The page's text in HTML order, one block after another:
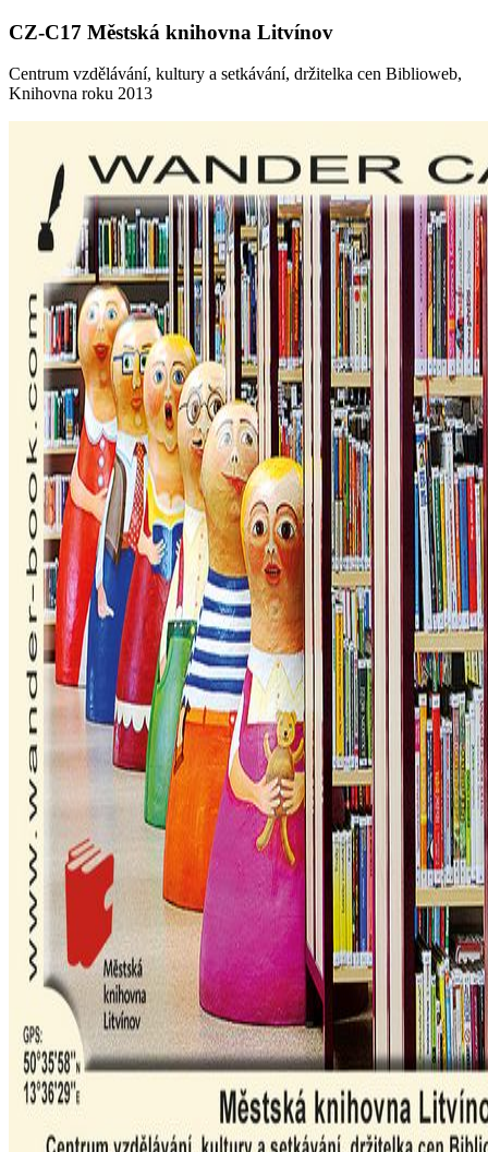
CZ-C17 Městská knihovna Litvínov
Centrum vzdělávání, kultury a setkávání, držitelka cen Biblioweb,
Knihovna roku 2013